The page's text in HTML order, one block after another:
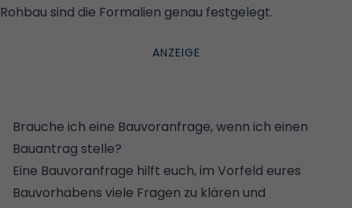
Rohbau sind die Formalien genau festgelegt.
Brauche ich eine Bauvoranfrage, wenn ich einen
Bauantrag stelle?
Eine Bauvoranfrage hilft euch, im Vorfeld eures
Bauvorhabens viele Fragen zu klären und